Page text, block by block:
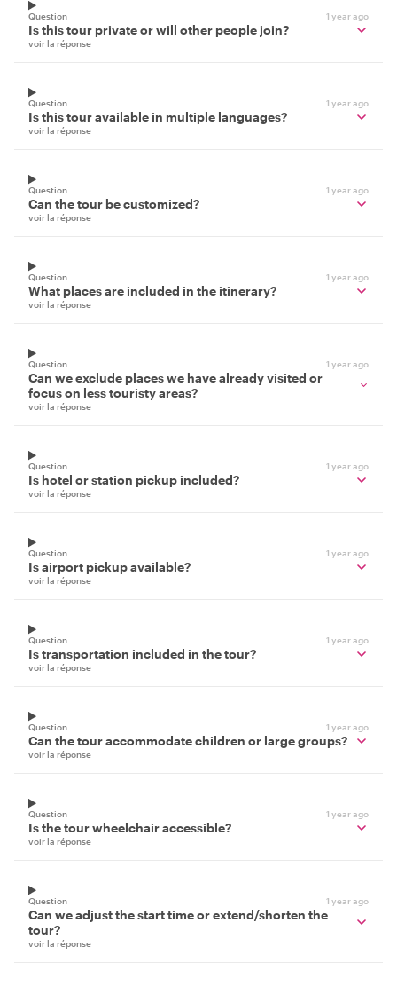
Question 1 year ago
Is this tour private or will other people join?
voir la réponse
Question 1 year ago
Is this tour available in multiple languages?
voir la réponse
Question 1 year ago
Can the tour be customized?
voir la réponse
Question 1 year ago
What places are included in the itinerary?
voir la réponse
Question 1 year ago
Can we exclude places we have already visited or
focus on less touristy areas?
voir la réponse
Question 1 year ago
Is hotel or station pickup included?
voir la réponse
Question 1 year ago
Is airport pickup available?
voir la réponse
Question 1 year ago
Is transportation included in the tour?
voir la réponse
Question 1 year ago
Can the tour accommodate children or large groups?
voir la réponse
Question 1 year ago
Is the tour wheelchair accessible?
voir la réponse
Question 1 year ago
Can we adjust the start time or extend/shorten the
tour?
voir la réponse